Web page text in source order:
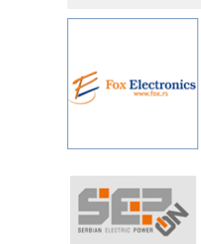
IBeRTIM -
kontrole kvaliteta
STAUFF –
povećavaju
pouzdanost u
Filtration Group
rešenja za
procesnim